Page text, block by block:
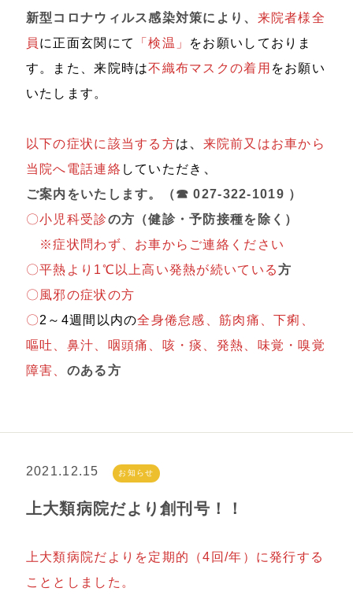
新型コロナウィルス感染対策により、 来院者様全
員 に正面玄関にて 「検温」
をお願いしておりま
す。また、来院時は不織布マスクの着用 をお願い
いたします。
以下の症状に該当する方は、 来院前又はお車から
当院へ電話連絡 していただき 、
ご案内をいたします。（☎ 027-322-1019 ）
〇小児科受診の方（健診・予防接種を除く）
※症状問わず、お車からご連絡ください
〇平熱より1℃以上高い発熱が続いている方
〇風邪の症状の方
〇2～4週間以内の全身倦怠感、筋肉痛、下痢、
嘔吐、鼻汁、咽頭痛、咳・痰、発熱、味覚・嗅覚
障害、 のある方
2021.12.15 お知らせ
上大類病院だより創刊号！！
上大類病院だよりを定期的（4回/年）に発行する
こととしました。